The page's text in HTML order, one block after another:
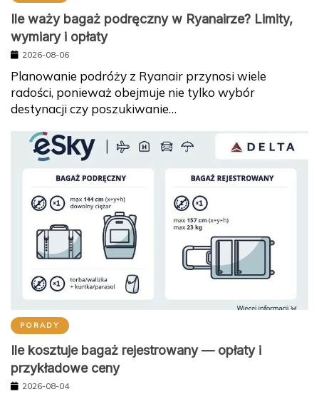
Ile waży bagaż podręczny w Ryanairze? Limity,
wymiary i opłaty
2026-08-06
Planowanie podróży z Ryanair przynosi wiele
radości, ponieważ obejmuje nie tylko wybór
destynacji czy poszukiwanie…
PORADY
Ile kosztuje bagaż rejestrowany — opłaty i
przykładowe ceny
2026-08-04